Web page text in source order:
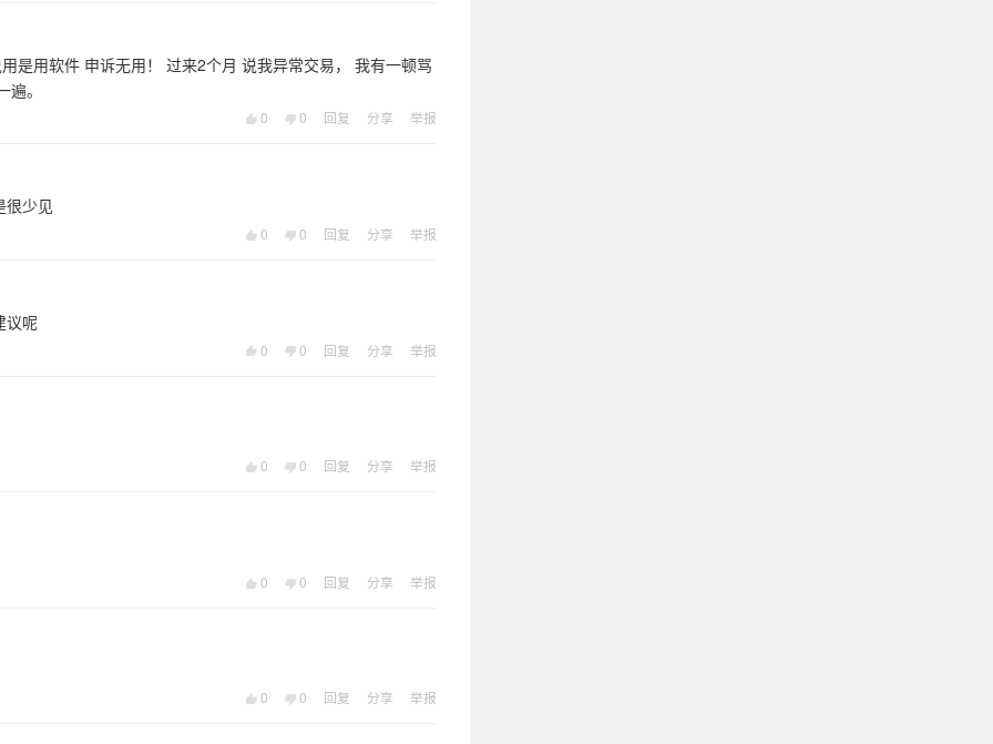
来2个月 说我异常交易， 我有一顿骂
。
0 0 回复 分享 举报
很少见
0 0 回复 分享 举报
议呢
0 0 回复 分享 举报
0 0 回复 分享 举报
0 0 回复 分享 举报
0 0 回复 分享 举报